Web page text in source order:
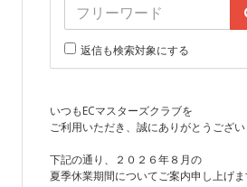
返信も検索対象にする
いつもECマスターズクラブを
ご利用いただき、誠にありがとうござい
下記の通り、２０２６年８月の
夏季休業期間についてご案内申し上げま